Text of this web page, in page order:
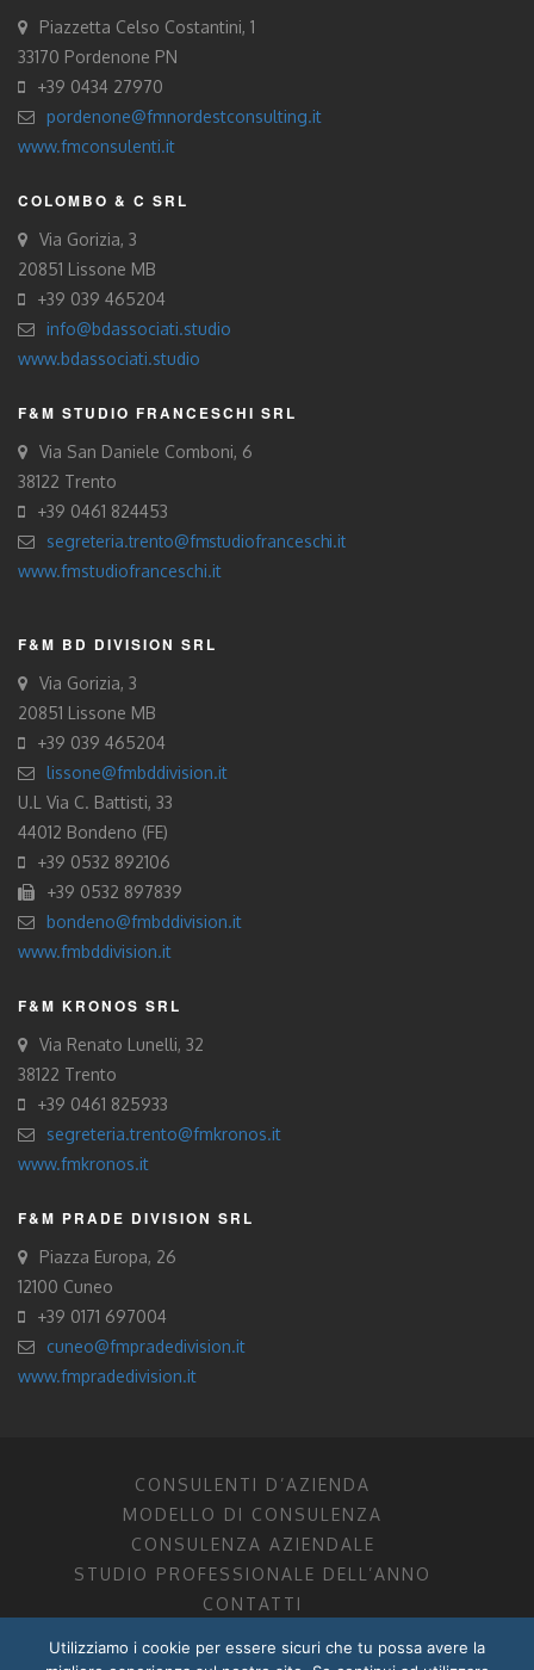
Piazzetta Celso Costantini, 1
33170 Pordenone PN
+39 0434 27970
pordenone@fmnordestconsulting.it
www.fmconsulenti.it
COLOMBO & C SRL
Via Gorizia, 3
20851 Lissone MB
+39 039 465204
info@bdassociati.studio
www.bdassociati.studio
F&M STUDIO FRANCESCHI SRL
Via San Daniele Comboni, 6
38122 Trento
+39 0461 824453
segreteria.trento@fmstudiofranceschi.it
www.fmstudiofranceschi.it
F&M BD DIVISION SRL
Via Gorizia, 3
20851 Lissone MB
+39 039 465204
lissone@fmbddivision.it
U.L Via C. Battisti, 33
44012 Bondeno (FE)
+39 0532 892106
+39 0532 897839
bondeno@fmbddivision.it
www.fmbddivision.it
F&M KRONOS SRL
Via Renato Lunelli, 32
38122 Trento
+39 0461 825933
segreteria.trento@fmkronos.it
www.fmkronos.it
F&M PRADE DIVISION SRL
Piazza Europa, 26
12100 Cuneo
+39 0171 697004
cuneo@fmpradedivision.it
www.fmpradedivision.it
CONSULENTI D’AZIENDA
MODELLO DI CONSULENZA
CONSULENZA AZIENDALE
STUDIO PROFESSIONALE DELL’ANNO
CONTATTI
FM CONSULENTI D’AZIENDA SOCIETÀ TRA PROFESSIONISTI
Utilizziamo i cookie per essere sicuri che tu possa avere la